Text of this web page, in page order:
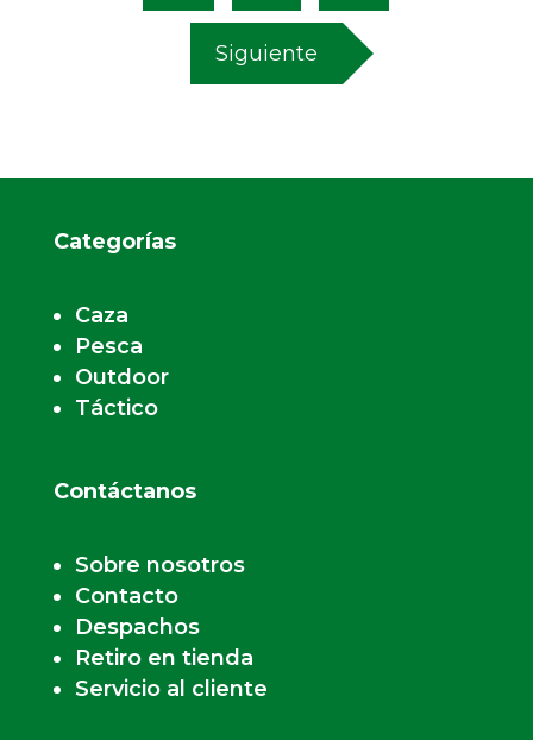
Siguiente
Categorías
Caza
Pesca
Outdoor
Táctico
Contáctanos
Sobre nosotros
Contacto
Despachos
Retiro en tienda
Servicio al cliente